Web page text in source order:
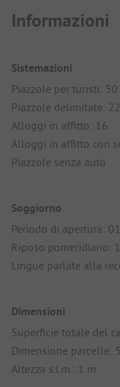
Informazioni
Sistemazioni
Piazzole per turisti: 50
Piazzole delimitate: 22
Alloggi in affitto: 16
Alloggi in affitto con
Piazzole senza auto
Soggiorno
Periodo di apertura:
Riposo pomeridiano:
Lingue parlate alla
Dimensioni
Superficie totale del
Dimensione parcelle:
Altezza s.l.m.: 1 m